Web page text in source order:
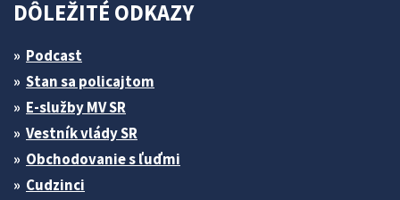
DÔLEŽITÉ ODKAZY
Podcast
Stan sa policajtom
E-služby MV SR
Vestník vlády SR
Obchodovanie s ľuďmi
Cudzinci